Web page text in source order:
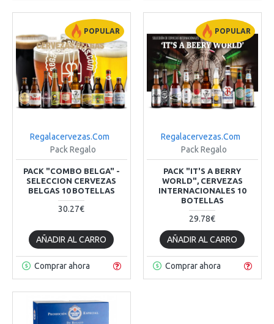
POPULAR
Regalacervezas.Com
Pack Regalo
PACK "COMBO BELGA" -
SELECCION CERVEZAS
BELGAS 10 BOTELLAS
30.27€
AÑADIR AL CARRO
Comprar ahora
POPULAR
Regalacervezas.Com
Pack Regalo
PACK "IT'S A BERRY
WORLD", CERVEZAS
INTERNACIONALES 10
BOTELLAS
29.78€
AÑADIR AL CARRO
Comprar ahora